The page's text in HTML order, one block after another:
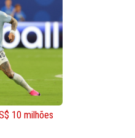
10 milhões